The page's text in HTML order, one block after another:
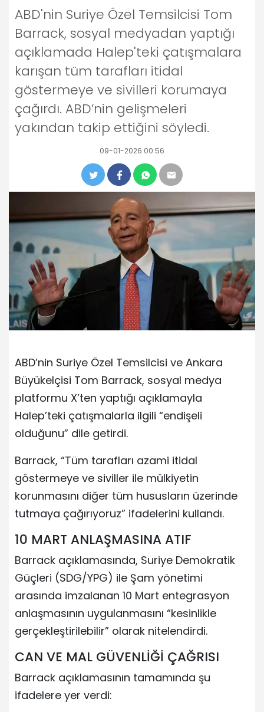
ABD'nin Suriye Özel Temsilcisi Tom
Barrack, sosyal medyadan yaptığı
açıklamada Halep'teki çatışmalara
karışan tüm tarafları itidal
göstermeye ve sivilleri korumaya
çağırdı. ABD’nin gelişmeleri
yakından takip ettiğini söyledi.
09-01-2026 00:56
ABD’nin Suriye Özel Temsilcisi ve Ankara
Büyükelçisi Tom Barrack, sosyal medya
platformu X’ten yaptığı açıklamayla
Halep’teki çatışmalarla ilgili “endişeli
olduğunu” dile getirdi.
Barrack, “Tüm tarafları azami itidal
göstermeye ve siviller ile mülkiyetin
korunmasını diğer tüm hususların üzerinde
tutmaya çağırıyoruz” ifadelerini kullandı.
10 MART ANLAŞMASINA ATIF
Barrack açıklamasında, Suriye Demokratik
Güçleri (SDG/YPG) ile Şam yönetimi
arasında imzalanan 10 Mart entegrasyon
anlaşmasının uygulanmasını “kesinlikle
gerçekleştirilebilir” olarak nitelendirdi.
CAN VE MAL GÜVENLİĞİ ÇAĞRISI
Barrack açıklamasının tamamında şu
ifadelere yer verdi: